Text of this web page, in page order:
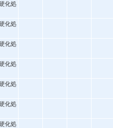
化処
化処
化処
化処
化処
化処
化処